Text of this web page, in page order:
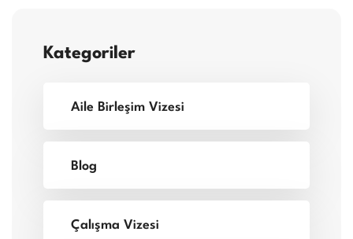
Kategoriler
Aile Birleşim Vizesi
Blog
Çalışma Vizesi